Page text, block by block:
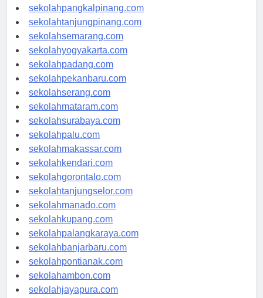
sekolahpangkalpinang.com
sekolahtanjungpinang.com
sekolahsemarang.com
sekolahyogyakarta.com
sekolahpadang.com
sekolahpekanbaru.com
sekolahserang.com
sekolahmataram.com
sekolahsurabaya.com
sekolahpalu.com
sekolahmakassar.com
sekolahkendari.com
sekolahgorontalo.com
sekolahtanjungselor.com
sekolahmanado.com
sekolahkupang.com
sekolahpalangkaraya.com
sekolahbanjarbaru.com
sekolahpontianak.com
sekolahambon.com
sekolahjayapura.com